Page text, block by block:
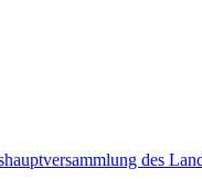
des